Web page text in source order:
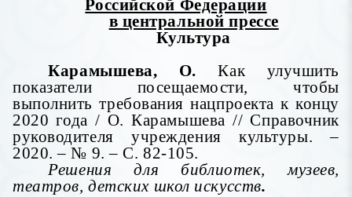
Российской Федерации
в центральной прессе
Культура
Карамышева, О.Как улучшить
показатели посещаемости, чтобы
выполнить требования нацпроекта к концу
2020 года / О. Карамышева // Справочник
руководителя учреждения культуры. –
2020. – № 9. – С. 82-105.
Решения для библиотек, музеев,
театров, детских школ искусств.